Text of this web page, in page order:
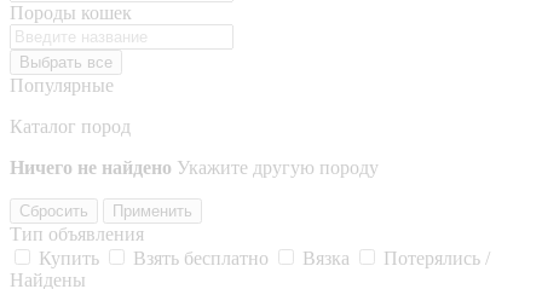
Породы кошек
Выбрать все
Популярные
Каталог пород
Ничего не найдено Укажите другую породу
Сбросить Применить
Тип объявления
Купить
Взять бесплатно Вязка
Потерялись /
Найдены